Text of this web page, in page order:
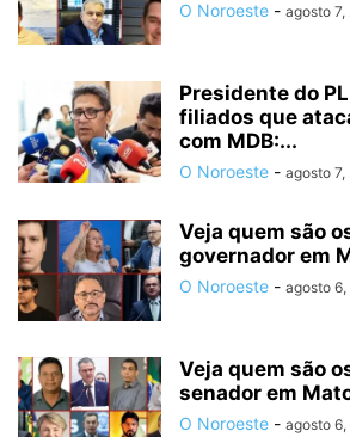
O Noroeste - agosto 7,
Presidente do
filiados que
com MDB:...
O Noroeste - agosto 7,
Veja quem são
governador em
O Noroeste - agosto
Veja quem são
senador em
O Noroeste - agosto